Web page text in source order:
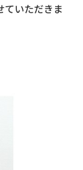
ていただきま